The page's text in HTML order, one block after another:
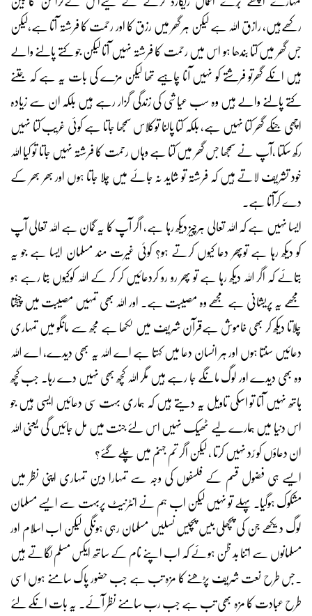
رکھےہیں، رازق اللہ ہے لیکن ہر گھر میں رزق کا اور رحمت کا فرشتہ آتا ہے،لیکن
جس گھر میں کتا بندھا ہو اس میں رحمت کا فرشتہ نہیں آتا لیکن جو کتے پالنے والے
ہیں انکے گھرتو فرشتے کو نہیں آنا چاہیے تھا لیکن مزے کی بات یہ ہے کہ جتنے
کتے پالنے والے ہیں وہ سب عیاشی کی زندگی گزار رہے ہیں بلکہ ان سے زیادہ
اچھی جنکے گھر کتا نہیں ہے، بلکہ کتا پالنا توکلاس سمجھا جاتا ہے کوئی غریب کتا نہیں
رکھ سکتا ،آپ نے سمجھا جس گھر میں کتا ہے وہاں رحمت کا فرشتہ نہیں جاتا تو کیا اللہ
خود تشریف لاتے ہیں کہ فرشتہ تو شاید نہ جائے میں چلا جاتا ہوں اور بھر بھر کے
دے کرآتا ہے۔
ایسا نہیں ہے کہ اللہ تعالی ہرچیز دیکھ رہا ہے، اگر آپ کا یہ گمان ہے اللہ تعالی آپ
کو دیکھ رہا ہے توپھر دعا کیوں کرتے ہو؟ کوئی غیرت مند مسلمان ایسا ہے جو یہ
بتائے کہ اگر اللہ دیکھ رہا ہے تو پھر رو رو کردعائیں کر کر کے اللہ کوکیوں بتا رہے ہو
مجھے یہ پریشانی ہے مجھے وہ مصیبت ہے۔ اور اللہ بھی تمہیں مصیبت میں چیختا
چلاتا دیکھ کر بھی خاموش ہےقرآن شریف میں لکھا ہے مجھ سے مانگو میں تمہاری
دعائیں سنتا ہوں اور ہر انسان دعا میں کہتا ہے اے اللہ یہ بھی دیدے، اے اللہ
وہ بھی دیدے اور لوگ مانگے جا رہے ہیں مگر اللہ کچھ بھی نہیں دے رہا۔ جب کچھ
ہاتھ نہیں آتا تو اسکی تاویل یہ دیتے ہیں کہ ہماری بہت سی دعائیں ایسی ہیں جو
اس دنیا میں ہمارے لیے ٹھیک نہیں اس لئے جنت میں مل جائیں گی یعنی اللہ
ان دعاؤں کو رّد نہیں کرتا ، لیکن اگر تم جہنم میں چلے گئے؟
ایسے ہی فضول قسم کے فلسفوں کی وجہ سے تمہارا دین تمہاری اپنی نظر میں
مشکوک ہوگیا۔ پہلے تو نہیں لیکن اب ہم نے انٹرنیٹ پربہت سے ایسے مسلمان
لوگ دیکھے جن کی پچھلی بیس پچیس نسلیں مسلمان رہی ہونگی لیکن اب اسلام اور
مسلمانوں سے اتنا بد ظن ہوئے کہ اب اپنے نام کے ساتھ ایکس مسلم لگاتے ہیں
۔جس طرح نعت شریف پڑھنے کا مزہ تب ہے جب حضور پاک سامنے ہوں اسی
طرح عبادت کا مزہ بھی تب ہے جب رب سامنے نظر آئے۔ یہ بات انکے لئے